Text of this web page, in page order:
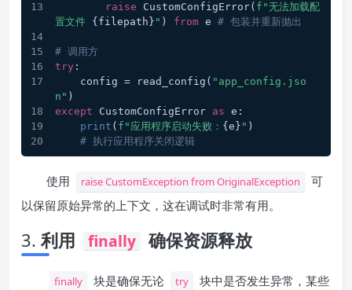
raise CustomConfigError( f"无法加载配
置文件 {filepath} " ) from e # 包装并重新抛出
# 调用方
try :
    config = read_config(
"app_config.jso
n" )
except CustomConfigError as e:
print ( f"应用程序启动失败： {e} " )
# 执行应用程序关闭逻辑
使用 raise CustomException from OriginalException
可
以保留原始异常的上下文，这在调试时非常有用。
3. 利用 finally 确保资源释放
finally 块是确保无论 try
块中是否发生异常，某些